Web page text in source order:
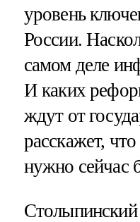
уровень
России.
самом деле
И каких
ждут от
расскажет,
нужно сейчас